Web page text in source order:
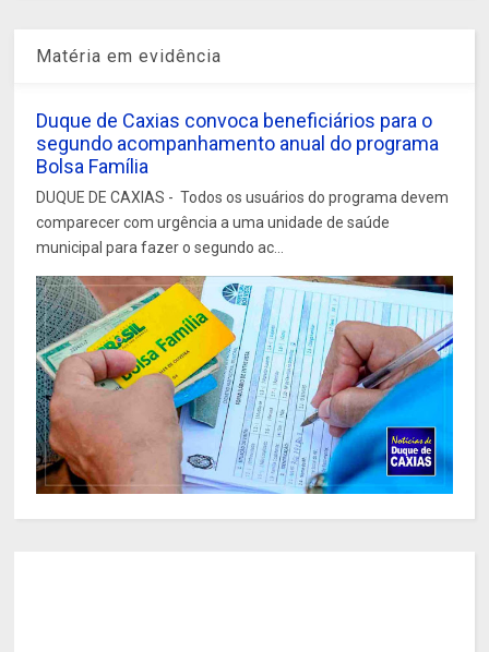
Matéria em evidência
Duque de Caxias convoca beneficiários para o
segundo acompanhamento anual do programa
Bolsa Família
DUQUE DE CAXIAS - Todos os usuários do programa devem
comparecer com urgência a uma unidade de saúde
municipal para fazer o segundo ac...